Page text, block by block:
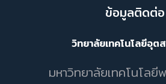
ข้อมูลติดต่อ
วิทยาลัยเทคโนโลยีอุต
มหาวิทยาลัยเทคโนโลยี